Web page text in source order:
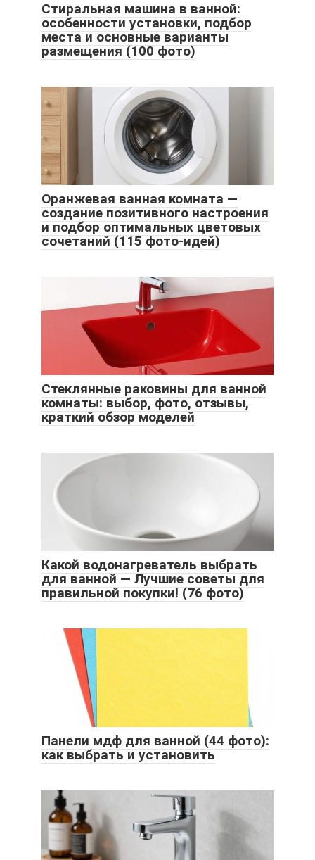
Стиральная машина в ванной:
особенности установки, подбор
места и основные варианты
размещения (100 фото)
Оранжевая ванная комната —
создание позитивного настроения
и подбор оптимальных цветовых
сочетаний (115 фото-идей)
Стеклянные раковины для ванной
комнаты: выбор, фото, отзывы,
краткий обзор моделей
Какой водонагреватель выбрать
для ванной — Лучшие советы для
правильной покупки! (76 фото)
Панели мдф для ванной (44 фото):
как выбрать и установить